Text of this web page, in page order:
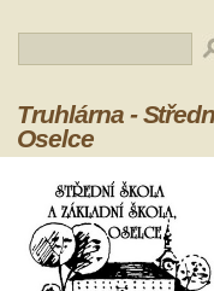
Truhlárna -
Oselce